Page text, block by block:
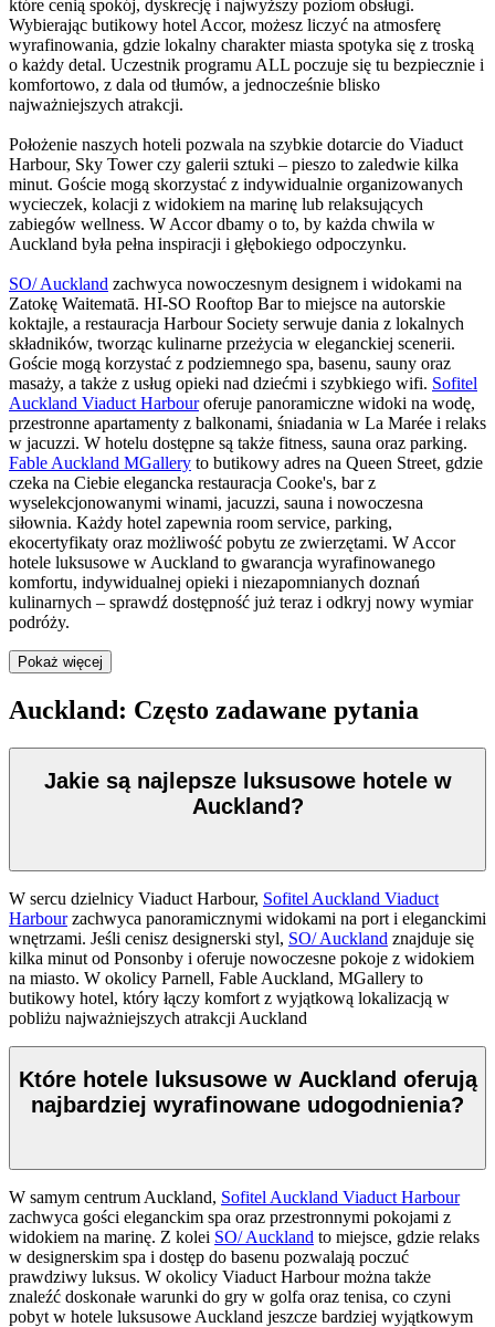
które cenią spokój, dyskrecję i najwyższy poziom obsługi.
Wybierając butikowy hotel Accor, możesz liczyć na atmosferę
wyrafinowania, gdzie lokalny charakter miasta spotyka się z troską
o każdy detal. Uczestnik programu ALL poczuje się tu bezpiecznie i
komfortowo, z dala od tłumów, a jednocześnie blisko
najważniejszych atrakcji.
Położenie naszych hoteli pozwala na szybkie dotarcie do Viaduct
Harbour, Sky Tower czy galerii sztuki – pieszo to zaledwie kilka
minut. Goście mogą skorzystać z indywidualnie organizowanych
wycieczek, kolacji z widokiem na marinę lub relaksujących
zabiegów wellness. W Accor dbamy o to, by każda chwila w
Auckland była pełna inspiracji i głębokiego odpoczynku.
SO/ Auckland zachwyca nowoczesnym designem i widokami na
Zatokę Waitematā. HI-SO Rooftop Bar to miejsce na autorskie
koktajle, a restauracja Harbour Society serwuje dania z lokalnych
składników, tworząc kulinarne przeżycia w eleganckiej scenerii.
Goście mogą korzystać z podziemnego spa, basenu, sauny oraz
masaży, a także z usług opieki nad dziećmi i szybkiego wifi. Sofitel
Auckland Viaduct Harbouroferuje panoramiczne widoki na wodę,
przestronne apartamenty z balkonami, śniadania w La Marée i relaks
w jacuzzi. W hotelu dostępne są także fitness, sauna oraz parking.
Fable Auckland MGallery to butikowy adres na Queen Street, gdzie
czeka na Ciebie elegancka restauracja Cooke's, bar z
wyselekcjonowanymi winami, jacuzzi, sauna i nowoczesna
siłownia. Każdy hotel zapewnia room service, parking,
ekocertyfikaty oraz możliwość pobytu ze zwierzętami. W Accor
hotele luksusowe w Auckland to gwarancja wyrafinowanego
komfortu, indywidualnej opieki i niezapomnianych doznań
kulinarnych – sprawdź dostępność już teraz i odkryj nowy wymiar
podróży.
Pokaż więcej
Auckland: Często zadawane pytania
Jakie są najlepsze luksusowe hotele w
Auckland?
W sercu dzielnicy Viaduct Harbour, Sofitel Auckland Viaduct
Harbourzachwyca panoramicznymi widokami na port i eleganckimi
wnętrzami. Jeśli cenisz designerski styl, SO/ Auckland znajduje się
kilka minut od Ponsonby i oferuje nowoczesne pokoje z widokiem
na miasto. W okolicy Parnell, Fable Auckland, MGallery to
butikowy hotel, który łączy komfort z wyjątkową lokalizacją w
pobliżu najważniejszych atrakcji Auckland
Które hotele luksusowe w Auckland oferują
najbardziej wyrafinowane udogodnienia?
W samym centrum Auckland, Sofitel Auckland Viaduct Harbour
zachwyca gości eleganckim spa oraz przestronnymi pokojami z
widokiem na marinę. Z kolei SO/ Auckland to miejsce, gdzie relaks
w designerskim spa i dostęp do basenu pozwalają poczuć
prawdziwy luksus. W okolicy Viaduct Harbour można także
znaleźć doskonałe warunki do gry w golfa oraz tenisa, co czyni
pobyt w hotele luksusowe Auckland jeszcze bardziej wyjątkowym